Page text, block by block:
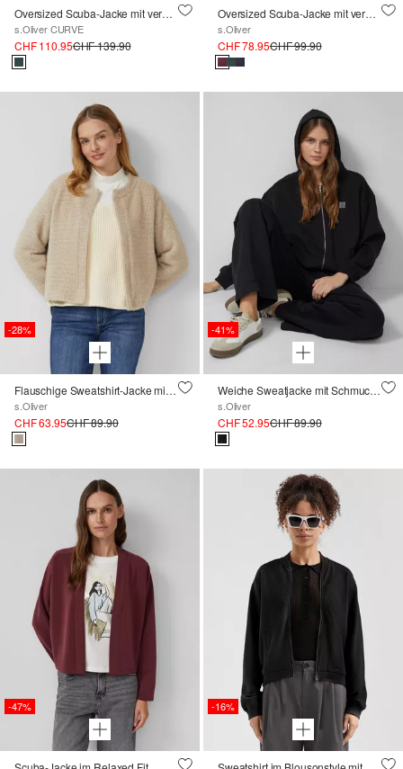
Oversized Scuba-Jacke mit verstellbarem Saum
s.Oliver CURVE
CHF 110.95CHF 139.90
Oversized Scuba-Jacke mit verstellbarem Saum
s.Oliver
CHF 78.95CHF 99.90
-28%
Flauschige Sweatshirt-Jacke mit Muster
s.Oliver
CHF 63.95CHF 89.90
-41%
Weiche Sweatjacke mit Schmuckstein-Detail
s.Oliver
CHF 52.95CHF 89.90
-47% -16%